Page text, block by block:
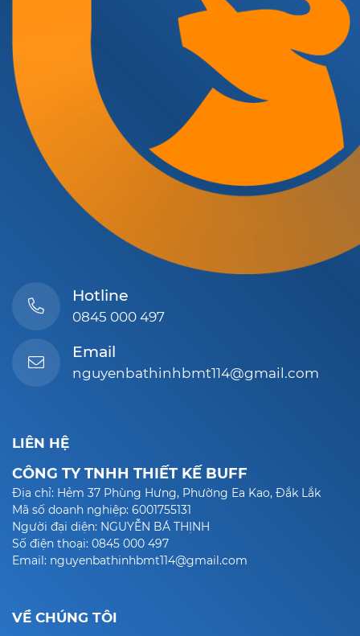
Hotline
0845 000 497
Email
nguyenbathinhbmt114@gmail.com
LIÊN HỆ
CÔNG TY TNHH THIẾT KẾ BUFF
Địa chỉ: Hẻm 37 Phùng Hưng, Phường Ea Kao, Đắk Lắk
Mã số doanh nghiệp: 6001755131
Người đại diện: NGUYỄN BÁ THỊNH
Số điện thoại: 0845 000 497
Email: nguyenbathinhbmt114@gmail.com
VỀ CHÚNG TÔI